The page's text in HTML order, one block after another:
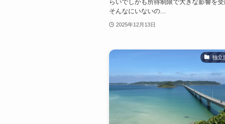
らいでしかも所得制限で大きな影響を
そんなにいないの...
2025年12月13日
独立